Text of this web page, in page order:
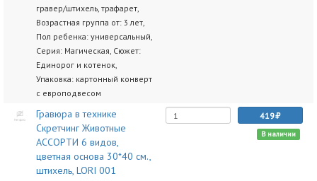
гравер/штихель, трафарет,
Возрастная группа от: 3 лет,
Пол ребенка: универсальный,
Серия: Магическая, Сюжет:
Единорог и котенок,
Упаковка: картонный конверт
с европодвесом
Гравюра в технике
Скретчинг Животные
АССОРТИ 6 видов,
цветная основа 30*40 см.,
штихель, LORI 001
419
В наличии